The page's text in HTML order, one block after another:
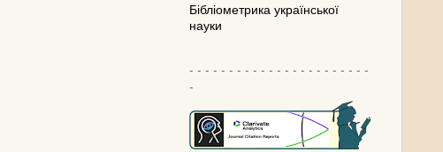
Бібліометрика української
науки
- - - - - - - - - - - - - - - - - - - - - - -
-